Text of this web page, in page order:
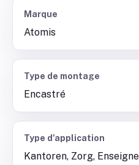
Marque
Atomis
Type de montage
Encastré
Type d'application
Kantoren, Zorg,